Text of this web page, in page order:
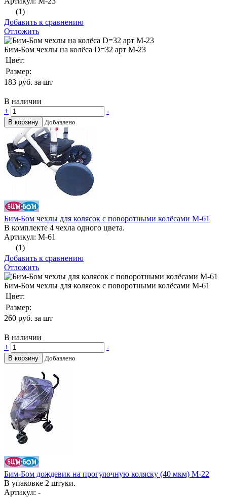
(1)
Добавить к сравнению
Отложить
Бим-Бом чехлы на колёса D=32 арт М-23
Цвет:
Размер:
183 руб. за шт
В наличии
+
-
В корзину Добавлено
Бим-Бом чехлы для колясок с поворотными колёсами М-61
В комплекте 4 чехла одного цвета.
Артикул: М-61
(1)
Добавить к сравнению
Отложить
Бим-Бом чехлы для колясок с поворотными колёсами М-61
Цвет:
Размер:
260 руб. за шт
В наличии
+
-
В корзину Добавлено
Бим-Бом дождевик на прогулочную коляску (40 мкм) М-22
В упаковке 2 штуки.
Артикул: -